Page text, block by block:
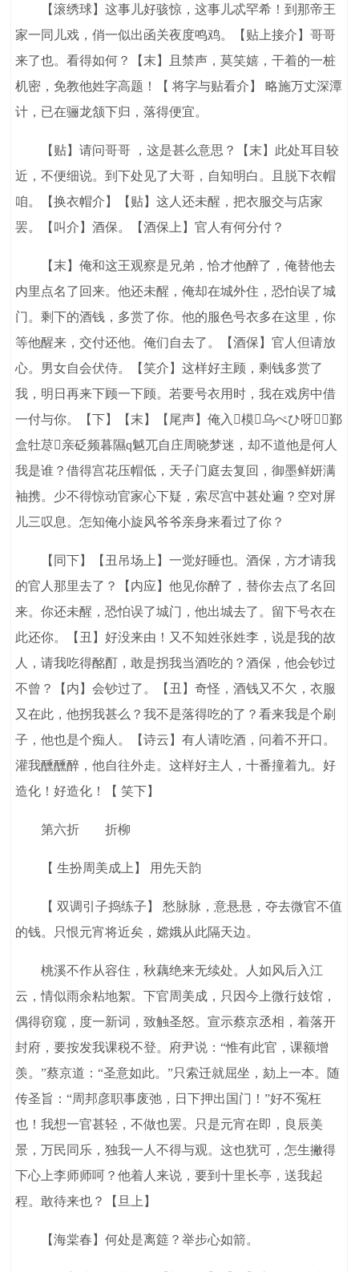
【滚绣球】这事儿好骇惊，这事儿忒罕希！到那帝王
家一同儿戏，俏一似出函关夜度鸣鸡。【贴上接介】哥哥
来了也。看得如何？【末】且禁声，莫笑嬉，干着的一桩
机密，免教他姓字高题！【 将字与贴看介】 略施万丈深潭
计，已在骊龙颔下归，落得便宜。
【贴】请问哥哥 ，这是甚么意思？【末】此处耳目较
近，不便细说。到下处见了大哥，自知明白。且脱下衣帽
咱。【换衣帽介】【贴】这人还未醒，把衣服交与店家
罢。【叫介】酒保。【酒保上】官人有何分付？
【末】俺和这王观察是兄弟，恰才他醉了，俺替他去
内里点名了回来。他还未醒，俺却在城外住，恐怕误了城
门。剩下的酒钱，多赏了你。他的服色号衣多在这里，你
等他醒来，交付还他。俺们自去了。【酒保】官人但请放
心。男女自会伏侍。【笑介】这样好主顾，剩钱多赏了
我，明日再来下顾一下顾。若要号衣用时，我在戏房中借
一付与你。【下】【末】【尾声】俺入模乌ぺひ呀鄞
盒牡荩亲砭频暮隰q魆兀自庄周晓梦迷，却不道他是何人
我是谁？借得宫花压帽低，天子门庭去复回，御墨鲜妍满
袖携。少不得惊动官家心下疑，索尽宫中甚处遍？空对屏
儿三叹息。怎知俺小旋风爷爷亲身来看过了你？
【同下】【丑吊场上】一觉好睡也。酒保，方才请我
的官人那里去了？【内应】他见你醉了，替你去点了名回
来。你还未醒，恐怕误了城门，他出城去了。留下号衣在
此还你。【丑】好没来由！又不知姓张姓李，说是我的故
人，请我吃得酩酊，敢是拐我当酒吃的？酒保，他会钞过
不曾？【内】会钞过了。【丑】奇怪，酒钱又不欠，衣服
又在此，他拐我甚么？我不是落得吃的了？看来我是个刷
子，他也是个痴人。【诗云】有人请吃酒，问着不开口。
灌我醺醺醉，他自往外走。这样好主人，十番撞着九。好
造化！好造化！【 笑下】
第六折 折柳
【 生扮周美成上】 用先天韵
【 双调引子捣练子】 愁脉脉，意悬悬，夺去微官不值
的钱。只恨元宵将近矣，嫦娥从此隔天边。
桃溪不作从容住，秋藕绝来无续处。人如风后入江
云，情似雨余粘地絮。下官周美成，只因今上微行妓馆，
偶得窃窥，度一新词，致触圣怒。宣示蔡京丞相，着落开
封府，要按发我课税不登。府尹说：“惟有此官，课额增
羡。”蔡京道：“圣意如此。”只索迁就屈坐，劾上一本。随
传圣旨：“周邦彦职事废弛，日下押出国门！”好不冤枉
也！我想一官甚轻，不做也罢。只是元宵在即，良辰美
景，万民同乐，独我一人不得与观。这也犹可，怎生撇得
下心上李师师呵？他着人来说，要到十里长亭，送我起
程。敢待来也？【旦上】
【海棠春】何处是离筵？举步心如箭。